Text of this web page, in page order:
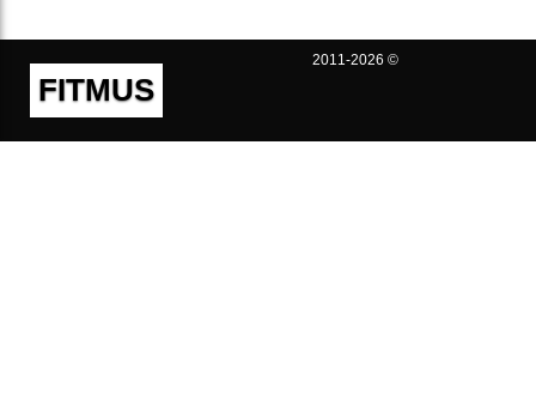
FITMUS
2011-2026 ©